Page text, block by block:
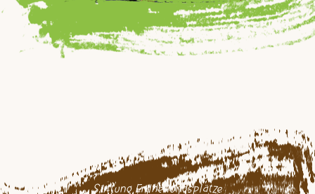
Stiftung Erdheilungsplätze